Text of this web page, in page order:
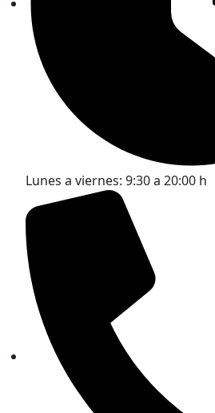
Lunes a viernes: 9:30 a 20:00 h